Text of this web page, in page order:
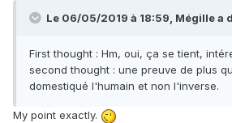
Le 06/05/2019 à 18:59, Mégillea
First thought : Hm, oui, ça se tient,
second thought : une preuve de plus
domestiqué l'humain et non l'inverse.
My point exactly.